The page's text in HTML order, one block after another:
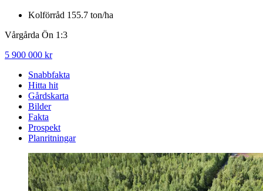
Kolförråd 155.7 ton/ha
Vårgårda Ön 1:3
5 900 000 kr
Snabbfakta
Hitta hit
Gårdskarta
Bilder
Fakta
Prospekt
Planritningar